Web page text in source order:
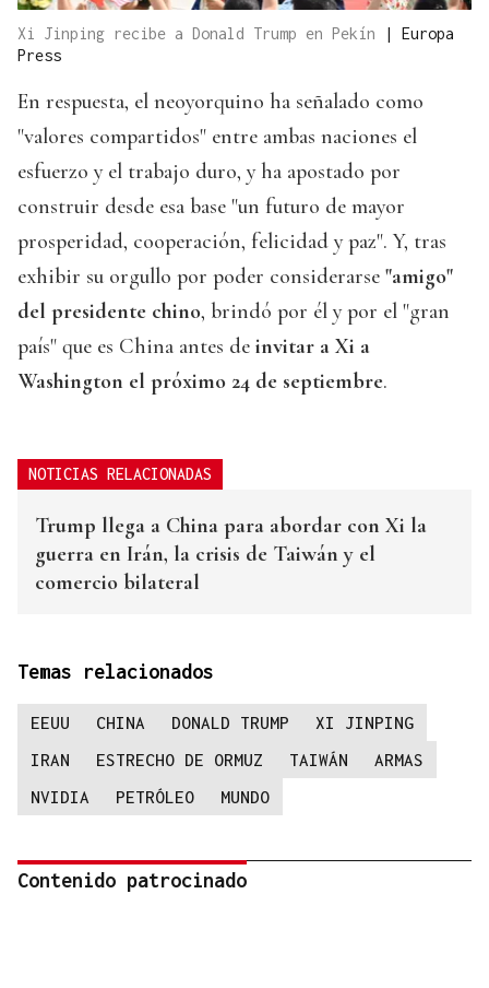
Xi Jinping recibe a Donald Trump en Pekín | Europa
Press
En respuesta, el neoyorquino ha señalado como
"valores compartidos" entre ambas naciones el
esfuerzo y el trabajo duro, y ha apostado por
construir desde esa base "un futuro de mayor
prosperidad, cooperación, felicidad y paz". Y, tras
exhibir su orgullo por poder considerarse "amigo"
del presidente chino, brindó por él y por el "gran
país" que es China antes de invitar a Xi a
Washington el próximo 24 de septiembre.
NOTICIAS RELACIONADAS
Trump llega a China para abordar con Xi la
guerra en Irán, la crisis de Taiwán y el
comercio bilateral
Temas relacionados
EEUU CHINA DONALD TRUMP
XI JINPING
IRAN
ESTRECHO DE ORMUZ TAIWÁN
ARMAS
NVIDIA
PETRÓLEO MUNDO
Contenido patrocinado